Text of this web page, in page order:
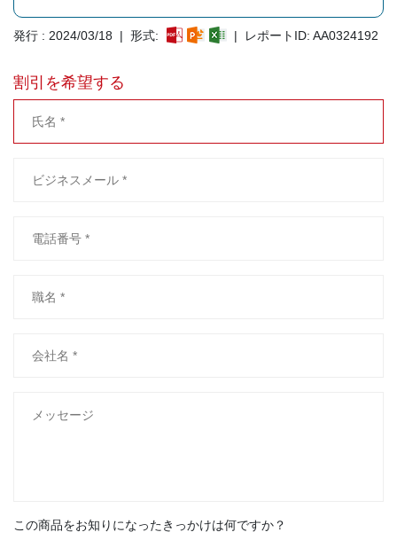
発行 : 2024/03/18 | 形式: | レポートID: AA0324192
割引を希望する
この商品をお知りになったきっかけは何ですか？